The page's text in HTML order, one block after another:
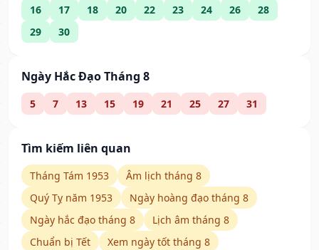
16
17 18 20 22 23 24 26
28
29
30
Ngày Hắc Đạo Tháng 8
5 7 13 15 19 21 25 27 31
Tìm kiếm liên quan
Tháng Tám 1953
Âm lịch tháng 8
Quý Tỵ năm 1953
Ngày hoàng đạo tháng 8
Ngày hắc đạo tháng 8
Lịch âm tháng 8
Chuẩn bị Tết
Xem ngày tốt tháng 8